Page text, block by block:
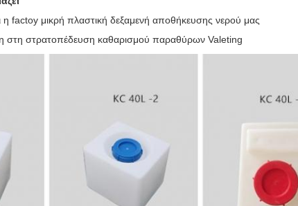
η factoy μικρή πλαστική δεξαμενή αποθήκευσης νερού μας
στη στρατοπέδευση καθαρισμού παραθύρων Valeting